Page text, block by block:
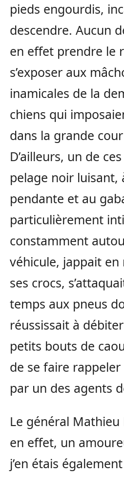
pieds engourdis,
descendre. Aucun
en effet prendre le
s’exposer aux
inamicales de la
chiens qui
dans la grande
D’ailleurs, un de
pelage noir luisant,
pendante et au
particulièrement
constamment
véhicule, jappait
ses crocs,
temps aux pneus
réussissait à
petits bouts de
de se faire
par un des agents
Le général
en effet, un
j’en étais